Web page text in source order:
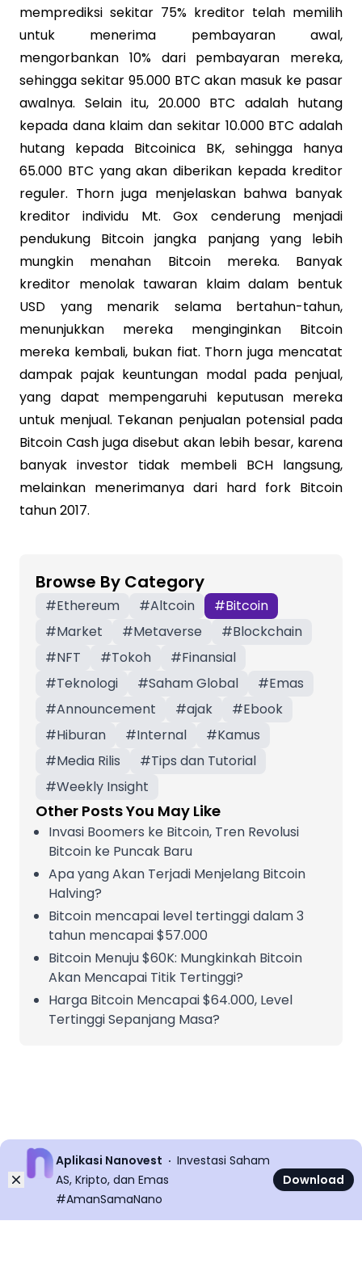
memprediksi sekitar 75% kreditor telah memilih
untuk menerima pembayaran awal,
mengorbankan 10% dari pembayaran mereka,
sehingga sekitar 95.000 BTC akan masuk ke pasar
awalnya. Selain itu, 20.000 BTC adalah hutang
kepada dana klaim dan sekitar 10.000 BTC adalah
hutang kepada Bitcoinica BK, sehingga hanya
65.000 BTC yang akan diberikan kepada kreditor
reguler. Thorn juga menjelaskan bahwa banyak
kreditor individu Mt. Gox cenderung menjadi
pendukung Bitcoin jangka panjang yang lebih
mungkin menahan Bitcoin mereka. Banyak
kreditor menolak tawaran klaim dalam bentuk
USD yang menarik selama bertahun-tahun,
menunjukkan mereka menginginkan Bitcoin
mereka kembali, bukan fiat. Thorn juga mencatat
dampak pajak keuntungan modal pada penjual,
yang dapat mempengaruhi keputusan mereka
untuk menjual. Tekanan penjualan potensial pada
Bitcoin Cash juga disebut akan lebih besar, karena
banyak investor tidak membeli BCH langsung,
melainkan menerimanya dari hard fork Bitcoin
tahun 2017.
Browse By Category
#Ethereum #Altcoin #Bitcoin
#Market #Metaverse #Blockchain
#NFT #Tokoh #Finansial
#Teknologi #Saham Global #Emas
#Announcement #ajak #Ebook
#Hiburan #Internal #Kamus
#Media Rilis #Tips dan Tutorial
#Weekly Insight
Other Posts You May Like
Invasi Boomers ke Bitcoin, Tren Revolusi
Bitcoin ke Puncak Baru
Apa yang Akan Terjadi Menjelang Bitcoin
Halving?
Bitcoin mencapai level tertinggi dalam 3
tahun mencapai $57.000
Bitcoin Menuju $60K: Mungkinkah Bitcoin
Akan Mencapai Titik Tertinggi?
Harga Bitcoin Mencapai $64.000, Level
Tertinggi Sepanjang Masa?
Dismiss
Aplikasi Nanovest
Investasi Saham
AS, Kripto, dan Emas
#AmanSamaNano
Download